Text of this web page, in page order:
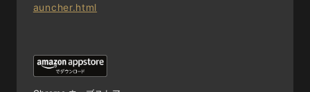
auncher.html